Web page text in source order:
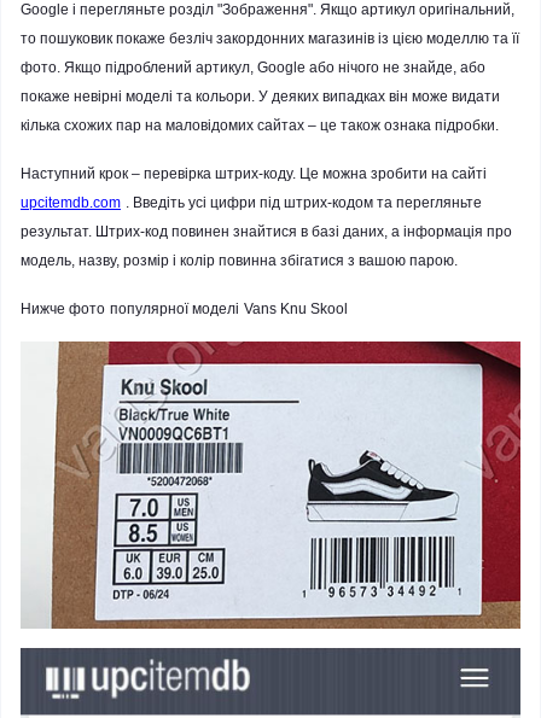
Google і перегляньте розділ "Зображення". Якщо артикул оригінальний,
то пошуковик покаже безліч закордонних магазинів із цією моделлю та її
фото. Якщо підроблений артикул, Google або нічого не знайде, або
покаже невірні моделі та кольори. У деяких випадках він може видати
кілька схожих пар на маловідомих сайтах – це також ознака підробки.
Наступний крок – перевірка штрих-коду. Це можна зробити на сайті
upcitemdb.com . Введіть усі цифри під штрих-кодом та перегляньте
результат. Штрих-код повинен знайтися в базі даних, а інформація про
модель, назву, розмір і колір повинна збігатися з вашою парою.
Нижче фото популярної моделі Vans Knu Skool